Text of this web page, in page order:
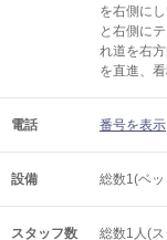
を右側に
と右側に
れ道を右
を直進、
電話 番号を表示
設備 総数1(ベ
スタッフ数 総数1人(